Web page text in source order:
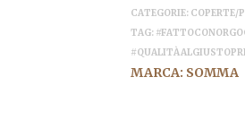
CATEGORIE: COPERTE/
TAG:
MARCA: SOMMA